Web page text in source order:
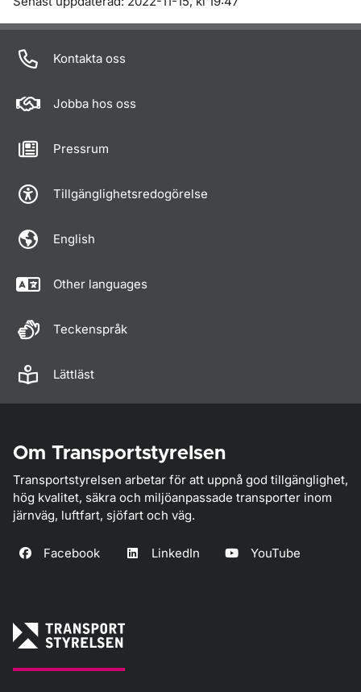
Kontakta oss
Jobba hos oss
Pressrum
Tillgänglighetsredogörelse
English
Other languages
Teckenspråk
Lättläst
Om Transportstyrelsen
Transportstyrelsen arbetar för att uppnå god tillgänglighet,
hög kvalitet, säkra och miljöanpassade transporter inom
järnväg, luftfart, sjöfart och väg.
Facebook LinkedIn YouTube